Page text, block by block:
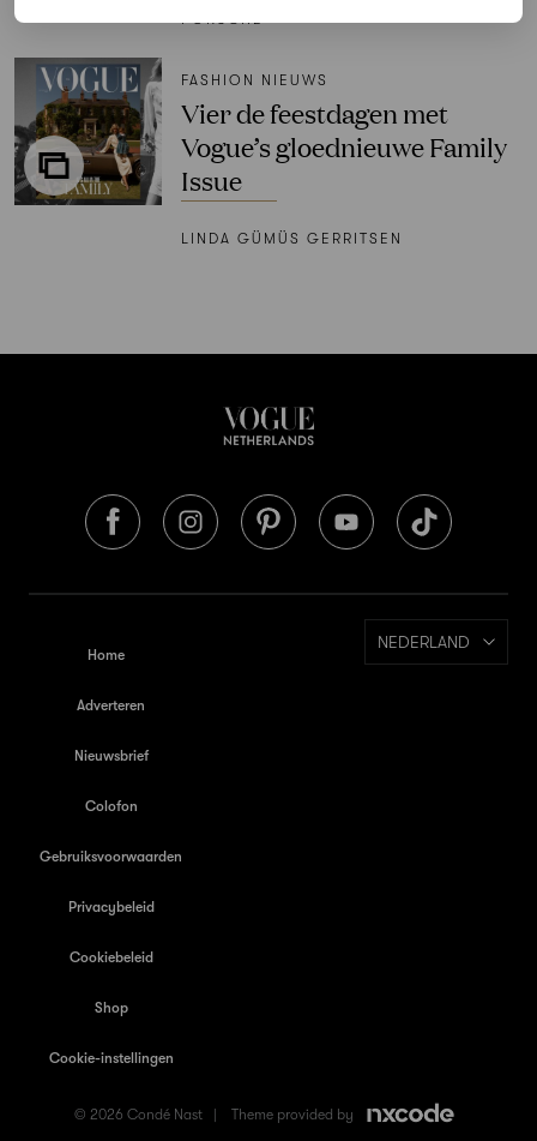
FASHION NIEUWS
Vier de feestdagen met
Vogue’s gloednieuwe Family
Issue
LINDA GÜMÜS GERRITSEN
Home
Adverteren
Nieuwsbrief
Colofon
Gebruiksvoorwaarden
Privacybeleid
Cookiebeleid
Shop
Cookie-instellingen
NEDERLAND
© 2026 Condé Nast | Theme provided by